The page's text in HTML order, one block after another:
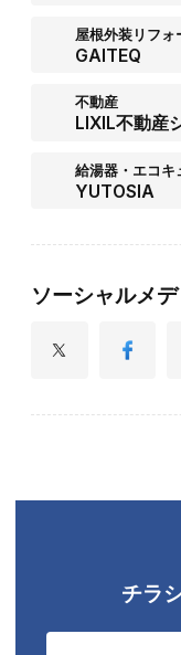
屋根外装リフォ
GAITEQ
不動産
LIXIL不動産
給湯器・エコキ
YUTOSIA
ソーシャルメ
チラ